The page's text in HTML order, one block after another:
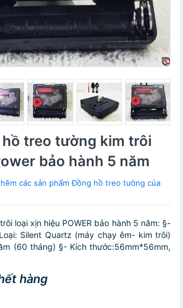
treo tường kim trôi
bảo hành 5 năm
các sản phẩm Đồng hồ treo tường của
loại xịn hiệu POWER bảo hành 5 năm: §-
Silent Quartz (máy chạy êm- kim trôi)
(60 tháng) §- Kích thước:56mm*56mm,
hàng